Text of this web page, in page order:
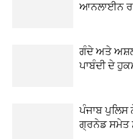
ਆਨਲਾਈਨ
ਗੰਦੇ ਅਤੇ
ਪਾਬੰਦੀ ਦੇ
ਪੰਜਾਬ ਪੁਲਿਸ
ਗ੍ਰਨੇਡ ਸਮੇਤ